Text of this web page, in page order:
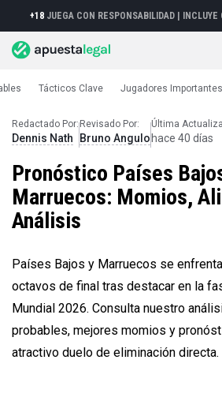
+18JUEGA CON RESPONSABILIDAD |
Tácticos Clave Jugadores Importantes
Mundial 2026 Pronóstico Países
Redactado Por:
Dennis Nath
Revisado Por:
Bruno Angulo
Última
hace 40 días
Pronóstico Países
Marruecos: Momios,
Análisis
Países Bajos y Marruecos se
octavos de final tras destacar en la
Mundial 2026. Consulta nuestro
probables, mejores momios y
atractivo duelo de eliminación directa.